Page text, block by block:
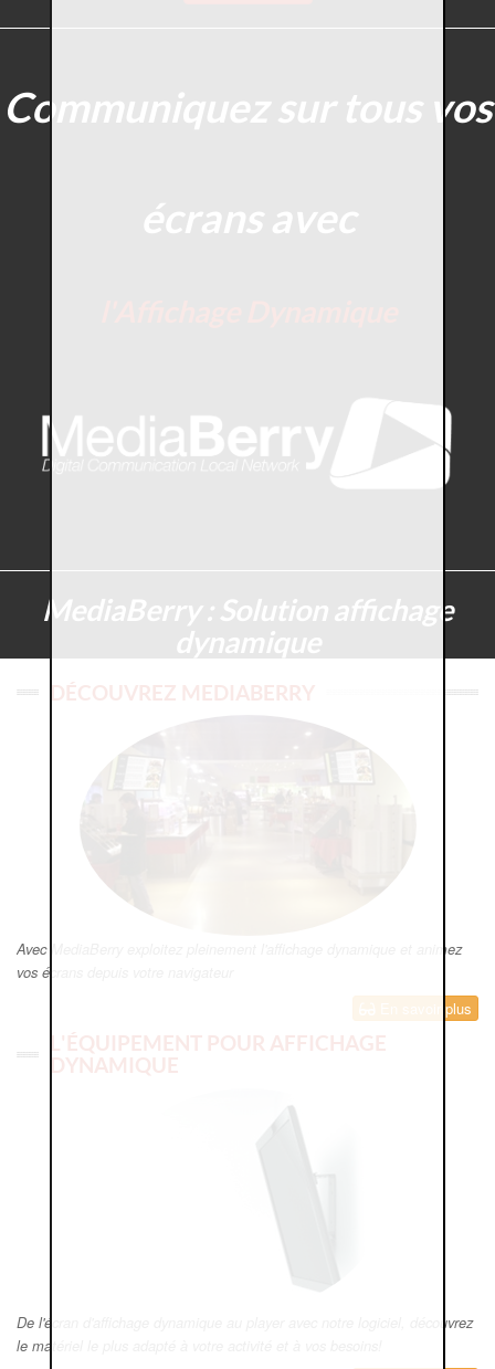
Communiquez sur tous vos
MediaBerry : Solution affichage
DÉCOUVREZ MEDIABERRY
Avec MediaBerry exploitez pleinement l'affichage dynamique et animez
vos écrans depuis votre navigateur
En savoir plus
L'ÉQUIPEMENT POUR AFFICHAGE
DYNAMIQUE
De l'écran d'affichage dynamique au player avec notre logiciel, découvrez
le matériel le plus adapté à votre activité et à vos besoins!